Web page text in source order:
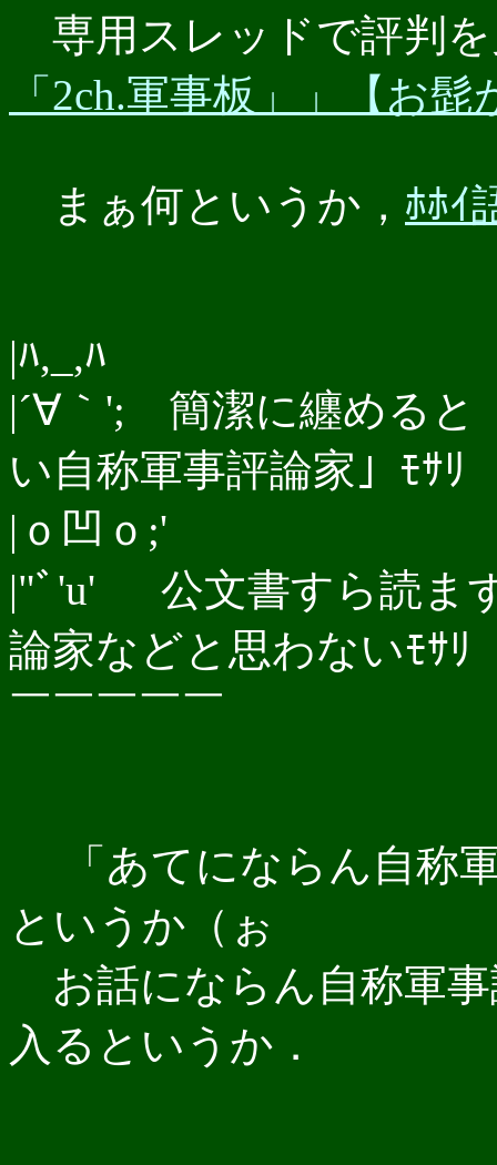
専用スレッドで評判
「2ch.軍事板」」【お
まぁ何というか， ﾎﾎｲ
|ﾊ,_,ﾊ
|´∀｀'; 簡潔に纏めると
い自称軍事評論家」ﾓｻﾘ
|ｏ凹ｏ;'
|"ﾞ'u' 公文書すら読ま
論家などと思わないﾓｻﾘ
￣￣￣￣￣
「あてにならん自称
というか（ぉ
お話にならん自称軍
入るというか．